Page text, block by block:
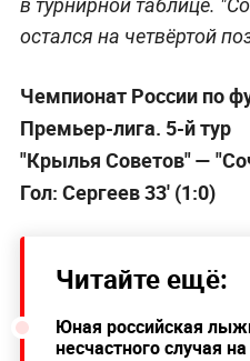
остался на четвёртой
Чемпионат России по
Премьер-лига. 5-й тур
"Крылья Советов" —
Гол: Сергеев 33' (1:0)
Читайте ещё:
Юная российская
несчастного случая